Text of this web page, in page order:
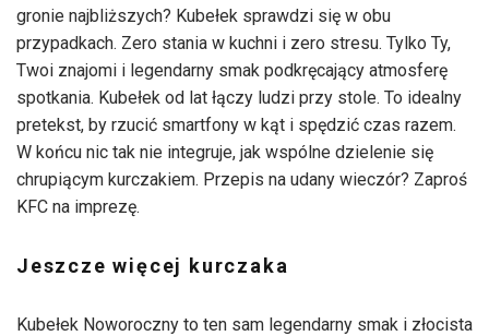
gronie najbliższych? Kubełek sprawdzi się w obu
przypadkach. Zero stania w kuchni i zero stresu. Tylko Ty,
Twoi znajomi i legendarny smak podkręcający atmosferę
spotkania. Kubełek od lat łączy ludzi przy stole. To idealny
pretekst, by rzucić smartfony w kąt i spędzić czas razem.
W końcu nic tak nie integruje, jak wspólne dzielenie się
chrupiącym kurczakiem. Przepis na udany wieczór? Zaproś
KFC na imprezę.
Jeszcze więcej kurczaka
Kubełek Noworoczny to ten sam legendarny smak i złocista